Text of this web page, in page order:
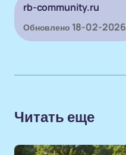
rb-community.ru
Обновлено 18-02-2026
Читать еще